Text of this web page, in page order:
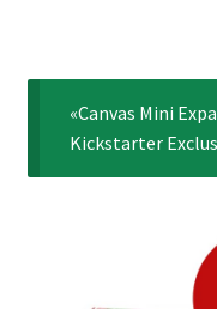
«Canvas Mini
Kickstarter